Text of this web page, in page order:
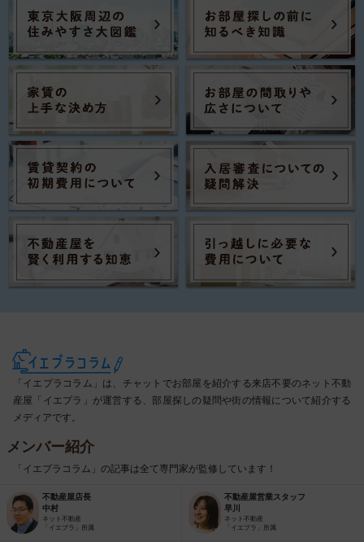
「イエプラコラム」は、チャットでお部屋を紹介する来店不要のネット不動
産屋「イエプラ」が運営する、部屋探しの疑問や街の情報について紹介する
メディアです。
メンバー紹介
「イエプラコラム」の記事は全て専門家が監修しています！
不動産屋店長
中村
ネット不動産
「イエプラ」所属
不動産屋営業スタッフ
早川
ネット不動産
「イエプラ」所属